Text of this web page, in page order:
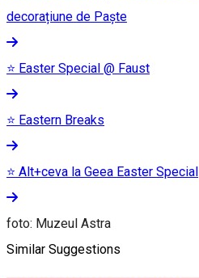
decorațiune de Paște
⭐ Easter Special @ Faust
⭐ Eastern Breaks
⭐ Alt+ceva la Geea Easter Special
foto: Muzeul Astra
Similar Suggestions